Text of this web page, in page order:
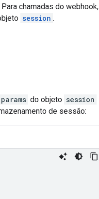
chamadas do webhook,
session .
params do objeto session
de sessão: